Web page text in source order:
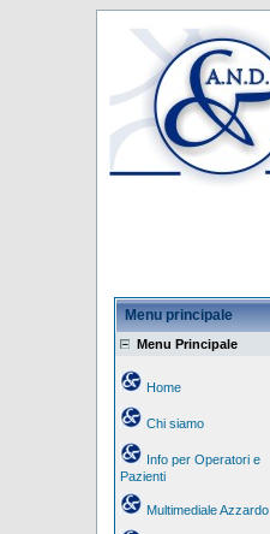
Menu principale
Menu Principale
Home
Chi siamo
Info per Operatori e
Pazienti
Multimediale Azzardo